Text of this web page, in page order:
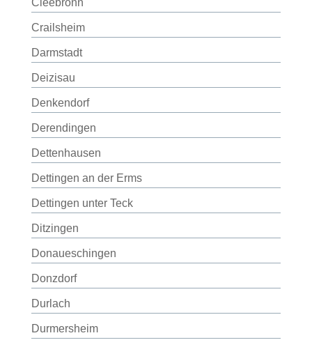
Cleebronn
Crailsheim
Darmstadt
Deizisau
Denkendorf
Derendingen
Dettenhausen
Dettingen an der Erms
Dettingen unter Teck
Ditzingen
Donaueschingen
Donzdorf
Durlach
Durmersheim